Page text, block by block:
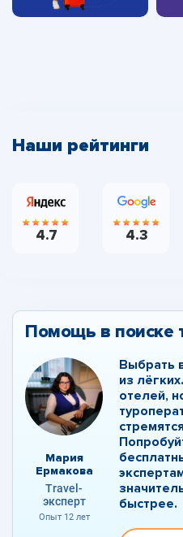
Наши рейтинги
4.7 4.3
Помощь в поиске
Мария
Ермакова
Travel-
эксперт
Опыт 12 лет
Выбрать
из
отелей,
быстрее.